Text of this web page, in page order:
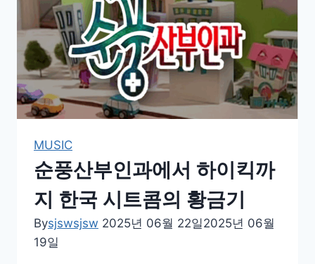
MUSIC
순풍산부인과에서 하이킥까
지 한국 시트콤의 황금기
Bysjswsjsw 2025년 06월 22일2025년 06월
19일